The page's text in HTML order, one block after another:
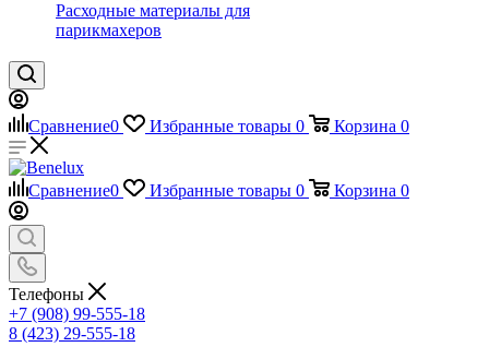
Расходные материалы для
парикмахеров
Сравнение0 Избранные товары 0 Корзина 0
Сравнение0 Избранные товары 0 Корзина 0
Телефоны
+7 (908) 99-555-18
8 (423) 29-555-18